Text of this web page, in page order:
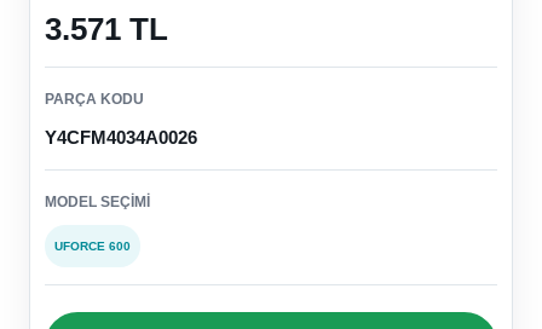
3.571 TL
PARÇA KODU
Y4CFM4034A0026
MODEL SEÇIMI
UFORCE 600